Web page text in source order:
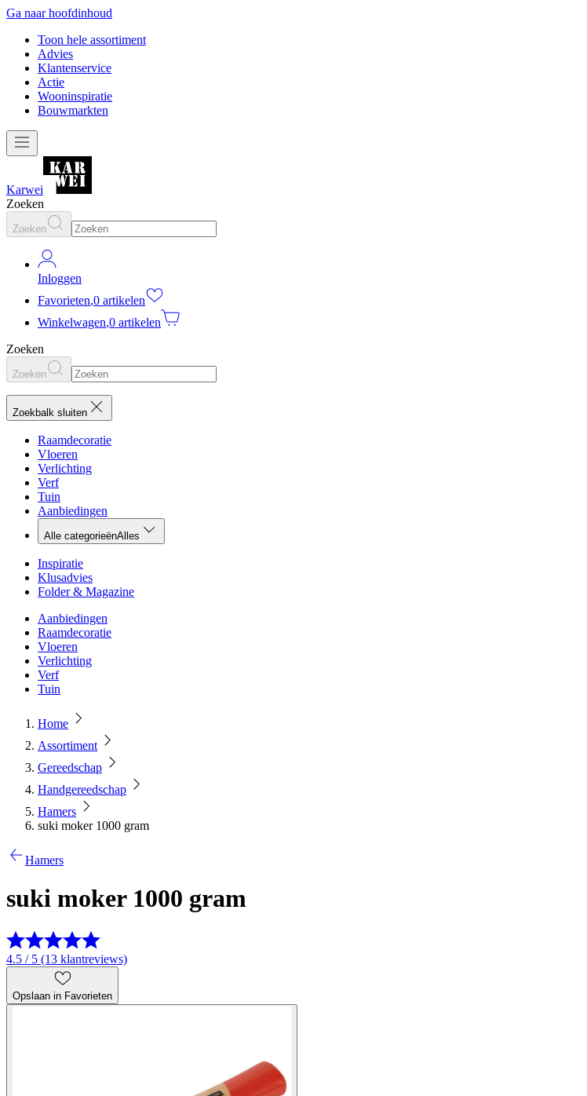
Ga naar hoofdinhoud
Toon hele assortiment
Advies
Klantenservice
Actie
Wooninspiratie
Bouwmarkten
Karwei
Zoeken
Zoeken
Inloggen
Favorieten,0 artikelen
Winkelwagen,0 artikelen
Zoeken
Zoeken
Zoekbalk sluiten
Raamdecoratie
Vloeren
Verlichting
Verf
Tuin
Aanbiedingen
Alle categorieënAlles
Inspiratie
Klusadvies
Folder & Magazine
Aanbiedingen
Raamdecoratie
Vloeren
Verlichting
Verf
Tuin
Home
Assortiment
Gereedschap
Handgereedschap
Hamers
suki moker 1000 gram
Hamers
suki moker 1000 gram
4.5 / 5 (13 klantreviews)
Opslaan in Favorieten